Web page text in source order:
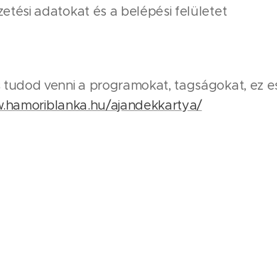
adatokat és a belépési felületet
tudod venni a programokat, tagságokat, ez
ajandekkartya/